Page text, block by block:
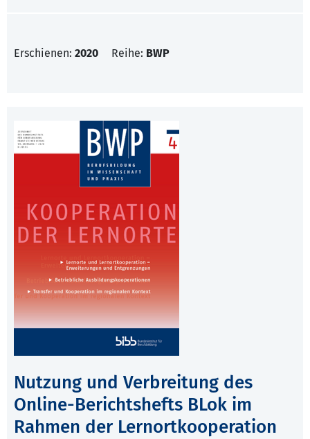
Erschienen: 2020 Reihe: BWP
Nutzung und Verbreitung des
Online-Berichtshefts BLok im
Rahmen der Lernortkooperation